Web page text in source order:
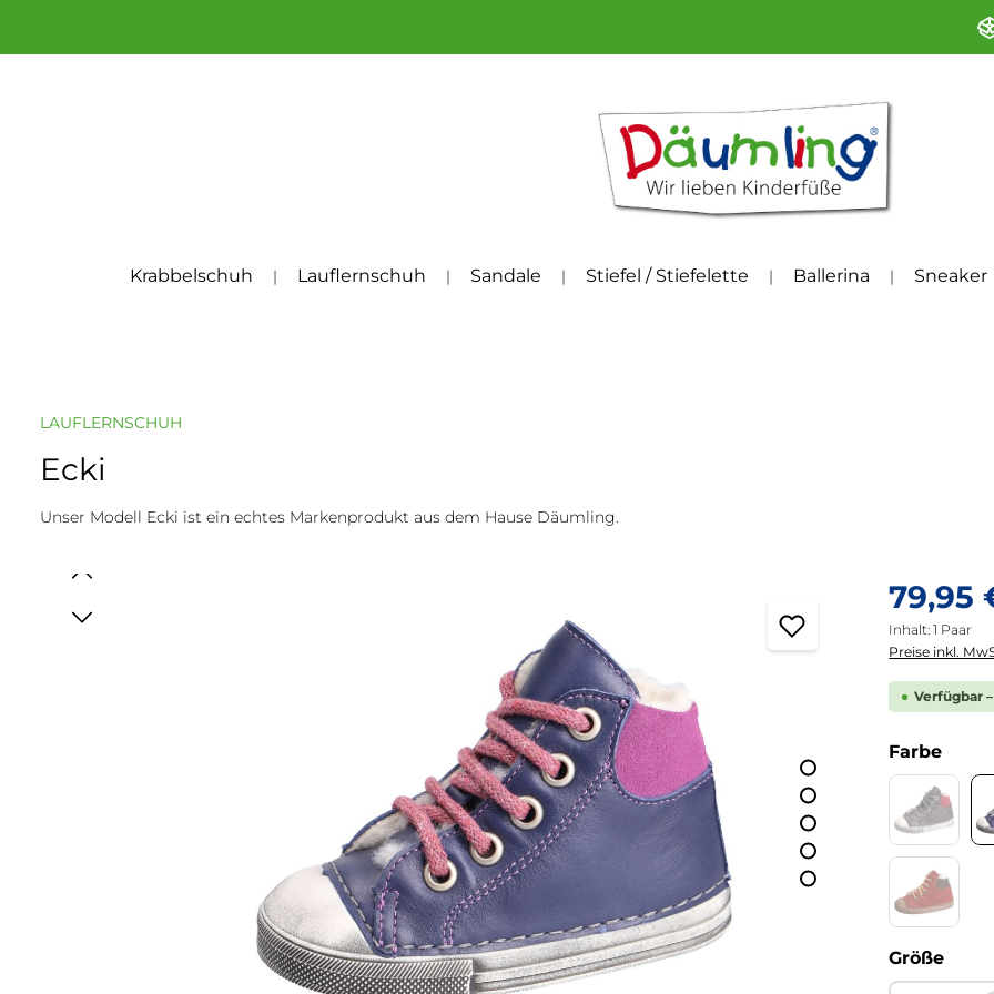
Krabbelschuh Lauflernschuh Sandale Stiefel / Stiefelette Ballerina Sneaker
LAUFLERNSCHUH
Ecki
Unser Modell Ecki ist ein echtes Markenprodukt aus dem Hause Däumling.
Bildergalerie überspringen Regulärer
79,95
Inhalt:1 Paar
Preise inkl.
Verfügbar
Farbe
Action
(Diese
Größe